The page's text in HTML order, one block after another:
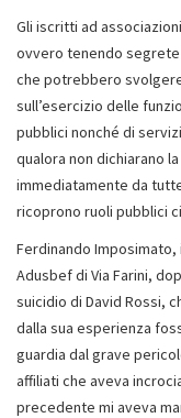
Gli iscritti ad
ovvero tenendo
che potrebbero
sull’esercizio delle
pubblici nonché di
qualora non dichiarano
immediatamente da
ricoprono ruoli pubblici
Ferdinando Imposimato,
Adusbef di Via Farini,
suicidio di David Rossi,
dalla sua esperienza
guardia dal grave
affiliati che aveva
precedente mi aveva